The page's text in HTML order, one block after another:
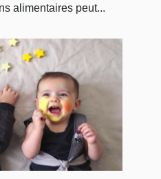
alimentaires peut...